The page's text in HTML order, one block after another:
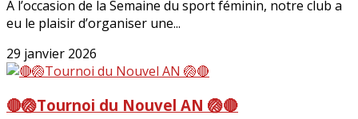
À l’occasion de la Semaine du sport féminin, notre club a
eu le plaisir d’organiser une...
29 janvier 2026
🔴🏐Tournoi du Nouvel AN 🏐🔴